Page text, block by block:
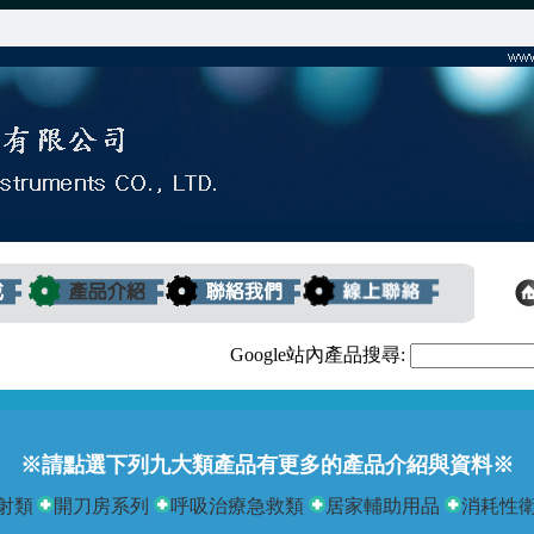
Google站內產品搜尋:
※請點選下列九大類產品有更多的產品介紹與資料※
類 開刀房系列 呼吸治療急救類 居家輔助用品 消耗性